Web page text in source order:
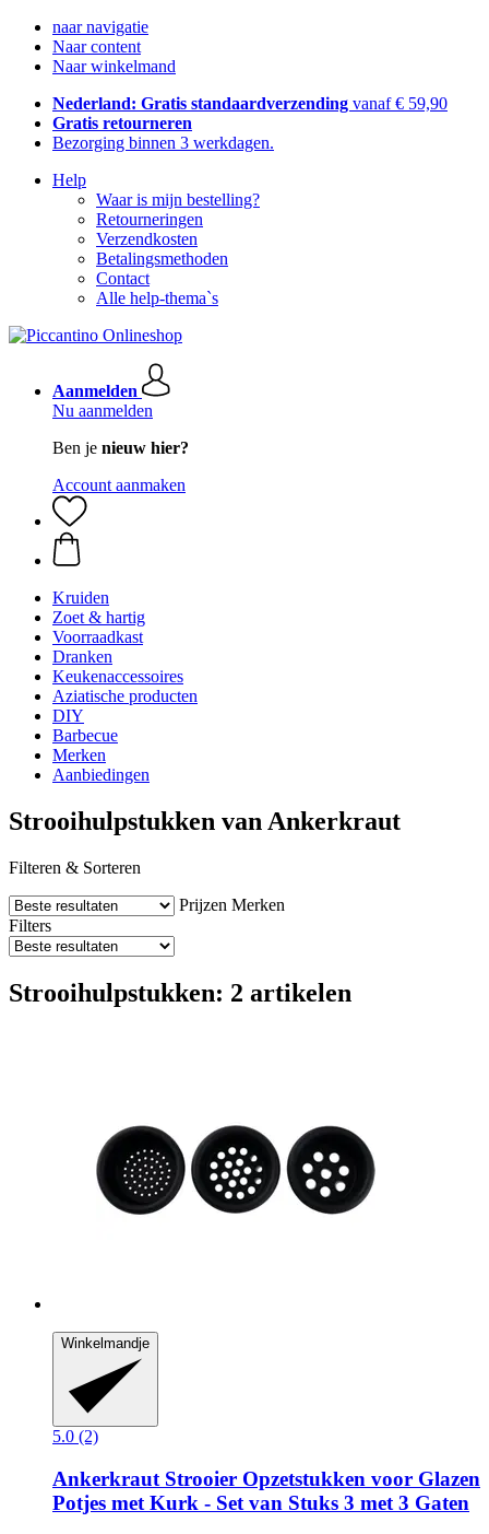
naar navigatie
Naar content
Naar winkelmand
Nederland: Gratis standaardverzending vanaf € 59,90
Gratis retourneren
Bezorging binnen 3 werkdagen.
Help
Waar is mijn bestelling?
Retourneringen
Verzendkosten
Betalingsmethoden
Contact
Alle help-thema`s
Aanmelden
Nu aanmelden
Ben je nieuw hier?
Account aanmaken
Kruiden
Zoet & hartig
Voorraadkast
Dranken
Keukenaccessoires
Aziatische producten
DIY
Barbecue
Merken
Aanbiedingen
Strooihulpstukken van Ankerkraut
Filteren & Sorteren
Prijzen Merken
Filters
Strooihulpstukken: 2 artikelen
Winkelmandje
5.0 (2)
Ankerkraut Strooier Opzetstukken voor Glazen
Potjes met Kurk -​ Set van Stuks 3 met 3 Gaten